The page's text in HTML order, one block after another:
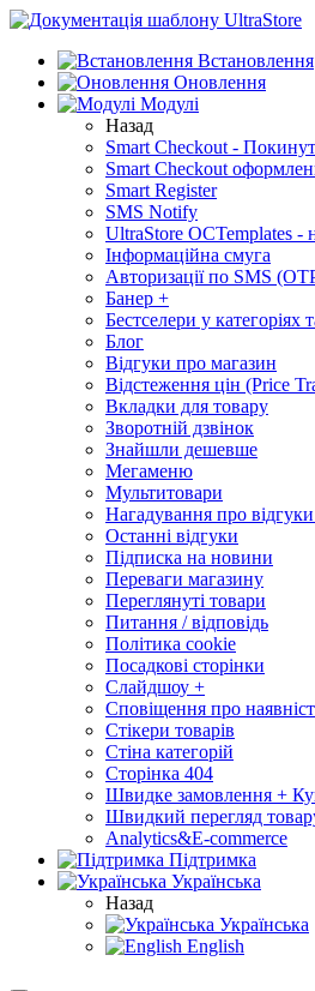
Встановлення
Оновлення
Модулі
Назад
Smart Checkout -
Smart Checkout
Smart Register
SMS Notify
UltraStore OCTemplates
Інформаційна смуга
Авторизації по SMS
Банер +
Бестселери у категоріях
Блог
Відгуки про магазин
Відстеження цін (Price
Вкладки для товару
Зворотній дзвінок
Знайшли дешевше
Мегаменю
Мультитовари
Нагадування про відгуки
Останні відгуки
Підписка на новини
Переваги магазину
Переглянуті товари
Питання / відповідь
Політика cookie
Посадкові сторінки
Слайдшоу +
Сповіщення про
Стікери товарів
Стіна категорій
Сторінка 404
Швидке замовлення +
Швидкий перегляд
Analytics&E-commerce
Підтримка
Українська
Назад
Українська
English